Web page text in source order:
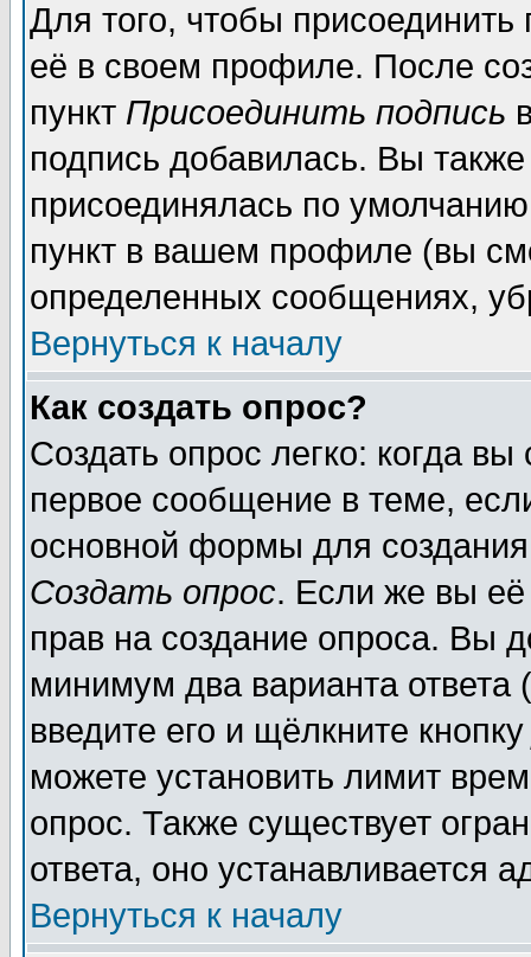
Для того, чтобы
её в своем профиле. После
пункт Присоединить подпись
подпись добавилась. Вы
присоединялась по
пункт в вашем профиле (вы
определенных сообщениях,
Вернуться к началу
Как создать опрос?
Создать опрос легко: когда
первое сообщение в теме,
основной формы для
Создать опрос. Если же вы её
прав на создание опроса. Вы
минимум два варианта ответа
введите его и щёлкните
можете установить лимит
опрос. Также существует
ответа, оно устанавливается
Вернуться к началу